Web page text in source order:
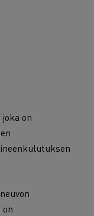
on